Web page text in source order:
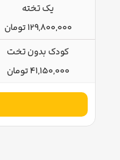
یک تخته
129,800,000 تومان
کودک بدون تخت
41,150,000 تومان